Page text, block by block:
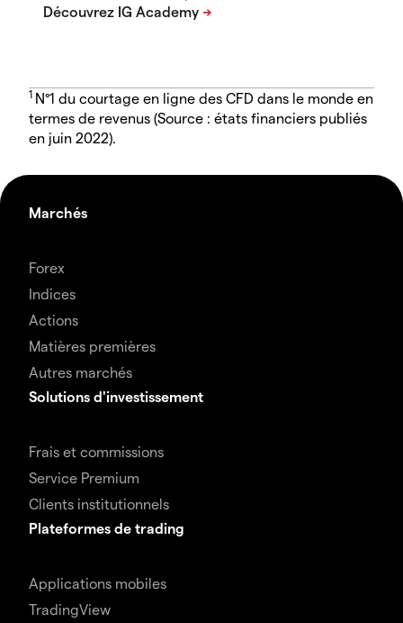
1 N°1 du courtage en ligne des CFD dans le monde en
termes de revenus (Source : états financiers publiés
en juin 2022).
Marchés
Forex
Indices
Actions
Matières premières
Autres marchés
Solutions d'investissement
Frais et commissions
Service Premium
Clients institutionnels
Plateformes de trading
Applications mobiles
TradingView